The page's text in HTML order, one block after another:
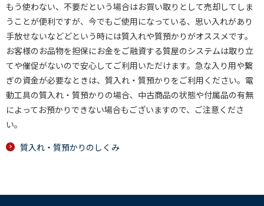
もう使わない、不要だという場合はお買い取りとして売却してしま
うことが便利ですが、今でもご使用になっている、思い入れがあり
手放せないなどどという時には質入れや質預かりがオススメです。
お客様のお品物を担保にお金をご融資する質屋のシステムは取り立
てや催促がないので安心してご利用いただけます。急な入り用や繋
ぎの資金が必要なときは、質入れ・質預かりをご利用ください。電
動工具の質入れ・質預かりの場合、中古商品の状態や付属品の有無
によってお預かりできない場合もございますので、ご注意くださ
い。
質入れ・質預かりのしくみ